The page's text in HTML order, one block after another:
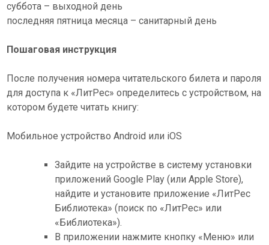
суббота – выходной день
последняя пятница месяца – санитарный день
Пошаговая инструкция
После получения номера читательского билета и пароля
для доступа к «ЛитРес» определитесь с устройством, на
котором будете читать книгу:
Мобильное устройство Android или iOS
Зайдите на устройстве в систему установки
приложений Google Play (или Apple Store),
найдите и установите приложение «ЛитРес
Библиотека» (поиск по «ЛитРес» или
«Библиотека»).
В приложении нажмите кнопку «Меню» или